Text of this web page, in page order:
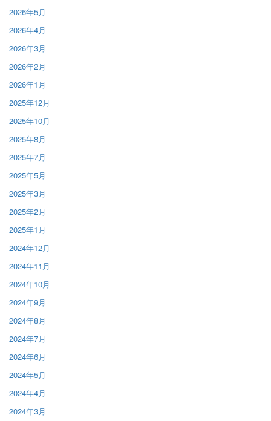
2026年5月
2026年4月
2026年3月
2026年2月
2026年1月
2025年12月
2025年10月
2025年8月
2025年7月
2025年5月
2025年3月
2025年2月
2025年1月
2024年12月
2024年11月
2024年10月
2024年9月
2024年8月
2024年7月
2024年6月
2024年5月
2024年4月
2024年3月